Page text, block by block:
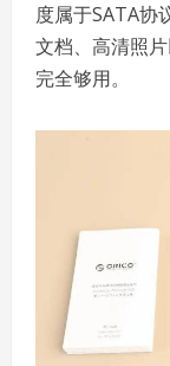
度属于SATA协
文档、高清照
完全够用。